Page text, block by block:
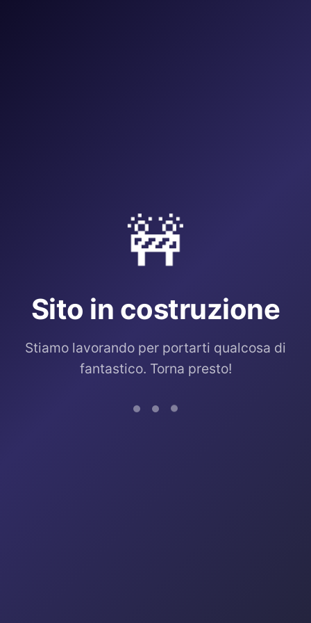
🚧
Sito in costruzione
Stiamo lavorando per portarti qualcosa di
fantastico. Torna presto!